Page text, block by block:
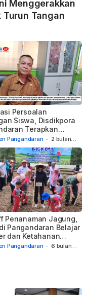
Menggerakkan
Tangan
Pangandaran - 2 bulan
Persoalan
Siswa, Disdikpora
Terapkan
Pribadi
Pangandaran - 6 bulan
Penanaman Jagung,
Pangandaran Belajar
dan Ketahanan